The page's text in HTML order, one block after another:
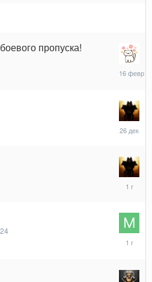
пропуска!
16
февраля
26
декабря,